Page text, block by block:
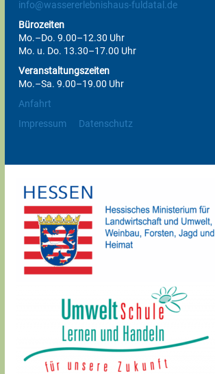
info@wassererlebnishaus-fuldatal.de
Bürozeiten
Mo.–Do. 9.00–12.30 Uhr
Mo. u. Do. 13.30–17.00 Uhr
Veranstaltungszeiten
Mo.–Sa. 9.00–19.00 Uhr
Anfahrt
Impressum
Datenschutz